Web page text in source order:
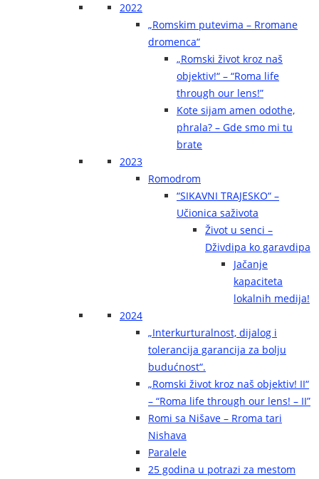
2022
„Romskim putevima – Rromane
dromenca“
„Romski život kroz naš
objektiv!“ – “Roma life
through our lens!”
Kote sijam amen odothe,
phrala? – Gde smo mi tu
brate
2023
Romodrom
“SIKAVNI TRAJESKO“ –
Učionica saživota
Život u senci –
Dživdipa ko garavdipa
Jačanje
kapaciteta
lokalnih medija!
2024
„Interkurturalnost, dijalog i
tolerancija garancija za bolju
budućnost“.
„Romski život kroz naš objektiv! II“
– “Roma life through our lens! – II”
Romi sa Nišave – Rroma tari
Nishava
Paralele
25 godina u potrazi za mestom